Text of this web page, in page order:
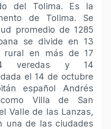
del Tolima. Es la
de Tolima. Se
promedio de 1285
se divide en 13
en más de 17
veredas y 14
el 14 de octubre
español Andrés
Villa de San
Valle de las Lanzas,
una de las ciudades